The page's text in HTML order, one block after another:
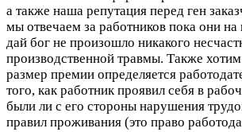
а также наша репутация перед ген
мы отвечаем за работников пока они на
дай бог не произошло никакого
производственной травмы. Также хотим
размер премии определяется
того, как работник проявил себя в
были ли с его стороны нарушения
правил проживания (это право